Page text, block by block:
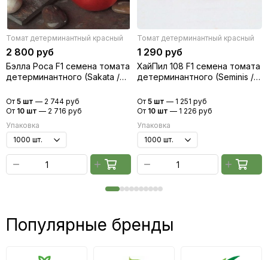
Томат детерминантный красный
2 800 руб
Бэлла Роса F1 семена томата
детерминантного (Sakata /
От 5 шт — 2 744 руб
От 10 шт — 2 716 руб
Упаковка
Томат детерминантный красный
1 290 руб
ХайПил 108 F1 семена томата
детерминантного (Seminis /
От 5 шт — 1 251 руб
От 10 шт — 1 226 руб
Упаковка
Популярные бренды